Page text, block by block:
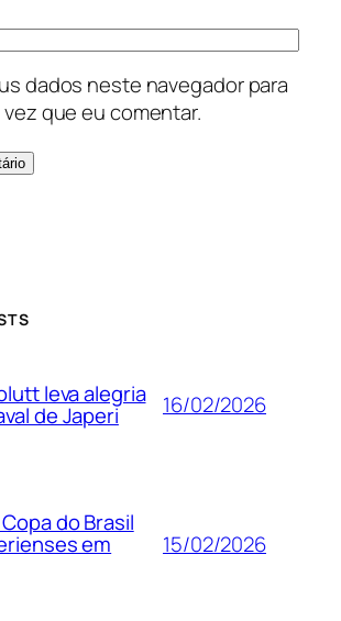
dados neste navegador para
que eu comentar.
leva alegria
de Japeri 16/02/2026
do Brasil
em 15/02/2026